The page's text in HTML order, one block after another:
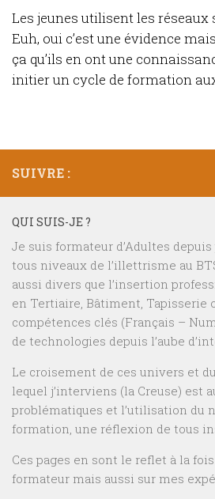
Les jeunes utilisent les réseaux
Euh, oui c’est une évidence
ça qu’ils en ont une
initier un cycle de formation
SUIVRE :
QUI SUIS-JE ?
Je suis formateur d’Adultes
tous niveaux de l’illettrisme au
aussi divers que l’insertion
en Tertiaire, Bâtiment, Tapisserie
compétences clés (Français –
de technologies depuis l’aube
Le croisement de ces univers et
lequel j’interviens (la Creuse) est
problématiques et l’utilisation du
formation, une réflexion de tous
Ces pages en sont le reflet à la
formateur mais aussi sur mes